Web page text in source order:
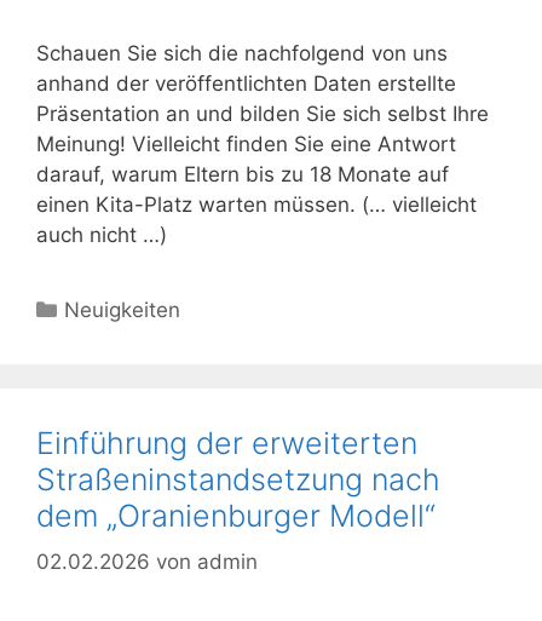
Schauen Sie sich die nachfolgend von uns
anhand der veröffentlichten Daten erstellte
Präsentation an und bilden Sie sich selbst Ihre
Meinung! Vielleicht finden Sie eine Antwort
darauf, warum Eltern bis zu 18 Monate auf
einen Kita-Platz warten müssen. (… vielleicht
auch nicht …)
Kategorien
Neuigkeiten
Einführung der erweiterten
Straßeninstandsetzung nach
dem „Oranienburger Modell“
02.02.2026 von admin